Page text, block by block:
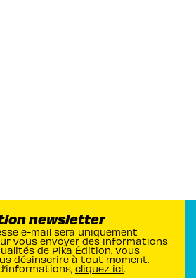
newsletter
e-mail sera uniquement
vous envoyer des informations
de Pika Édition. Vous
désinscrire à tout moment.
cliquez ici.